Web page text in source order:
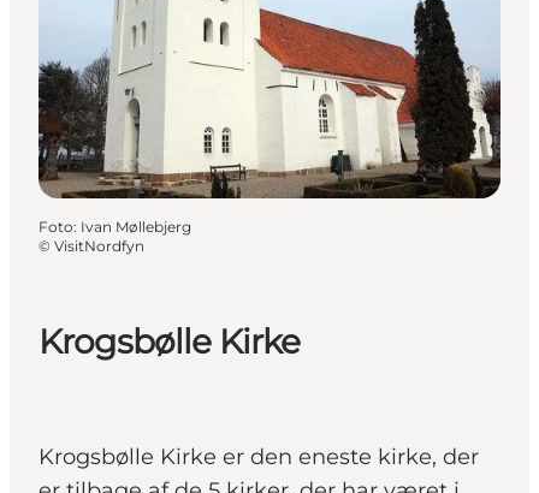
Book lokale oplevelser
Krogsbølle Kirke
Krogsbølle Kirke er den eneste kirke, der
Foto: Ivan Møllebjerg
© VisitNordfyn